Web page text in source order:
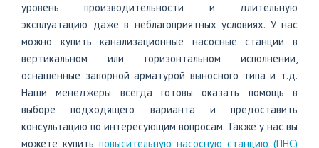
уровень производительности и длительную
эксплуатацию даже в неблагоприятных условиях. У нас
можно купить канализационные насосные станции в
вертикальном или горизонтальном исполнении,
оснащенные запорной арматурой выносного типа и т.д.
Наши менеджеры всегда готовы оказать помощь в
выборе подходящего варианта и предоставить
консультацию по интересующим вопросам. Также у нас вы
можете купить повысительную насосную станцию (ПНС)